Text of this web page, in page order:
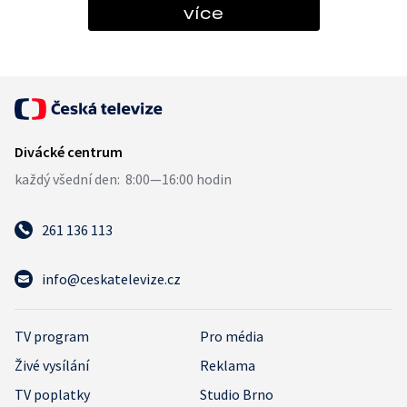
více
261 136 113
info@ceskatelevize.cz
TV program
Pro média
Živé vysílání
Reklama
TV poplatky
Studio Brno